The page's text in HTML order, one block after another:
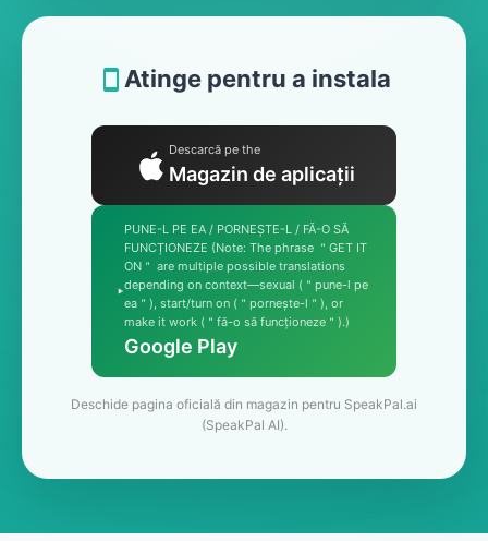
Atinge pentru a instala
Descarcă pe the
Magazin de aplicații
PUNE-L PE EA / PORNEȘTE-L / FĂ-O SĂ
FUNCȚIONEZE (Note: The phrase ＂GET IT
ON＂ are multiple possible translations
depending on context—sexual (＂pune-l pe
ea＂), start/turn on (＂pornește-l＂), or
make it work (＂fă-o să funcționeze＂).)
Google Play
Deschide pagina oficială din magazin pentru SpeakPal.ai
(SpeakPal AI).